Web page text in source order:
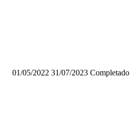
01/05/2022 31/07/2023 Completado